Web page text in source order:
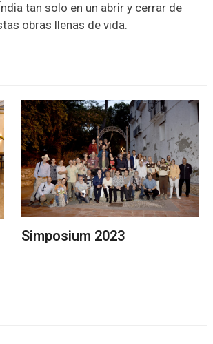
tan solo en un abrir y cerrar de
obras llenas de vida.
Simposium 2023